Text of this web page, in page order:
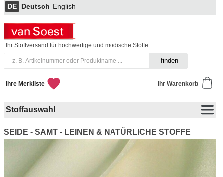
DE Deutsch English
Ihr Stoffversand für hochwertige und modische Stoffe
Ihr Warenkorb
Ihre Merkliste
Stoffauswahl
SEIDE - SAMT - LEINEN & NATÜRLICHE STOFFE